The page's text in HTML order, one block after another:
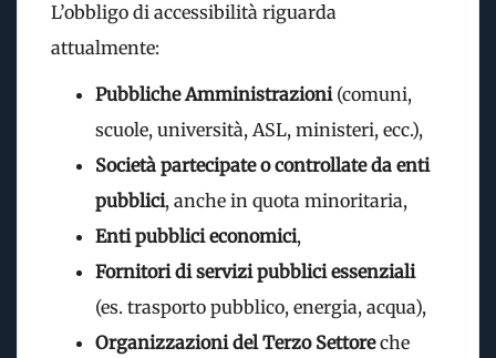
L’obbligo di accessibilità riguarda
attualmente:
Pubbliche Amministrazioni(comuni,
scuole, università, ASL, ministeri, ecc.),
Società partecipate o controllate da enti
pubblici, anche in quota minoritaria,
Enti pubblici economici,
Fornitori di servizi pubblici essenziali
(es. trasporto pubblico, energia, acqua),
Organizzazioni del Terzo Settoreche